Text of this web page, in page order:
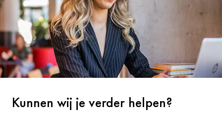
Kunnen wij je verder helpen?